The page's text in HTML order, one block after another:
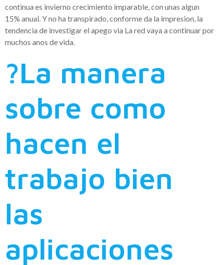
continua es invierno crecimiento imparable, con unas algun
15% anual. Y no ha transpirado, conforme da la impresion, la
tendencia de investigar el apego via La red vaya a continuar por
muchos anos de vida.
?La manera
sobre como
hacen el
trabajo bien
las
aplicaciones